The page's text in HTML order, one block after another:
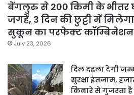
बेंगलुरु से 200 किमी के भीतर
जगहें, 3 दिन की छुट्टी में
सुकून का परफेक्ट कॉम्बिनेशन
July 23, 2026
दिल दहला देगी
सुरक्षा इंतजाम,
किनारे से गुजरता है